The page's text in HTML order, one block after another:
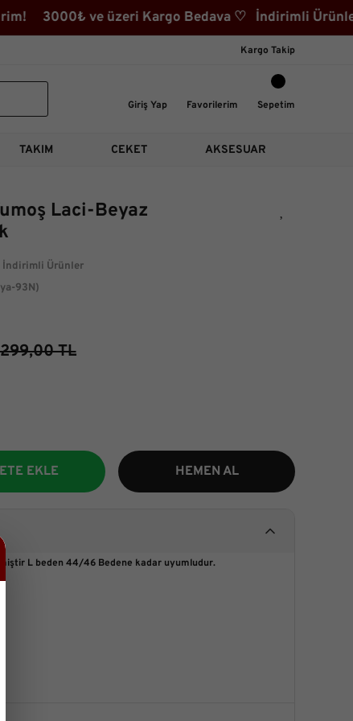
ve üzeri Kargo Bedava ♡ İndirimli
Kargo Takip
Giriş Yap Favorilerim Sepetim
TAKIM CEKET AKSESUAR
Laci-Beyaz
İndirimli Ürünler
93N)
TL
EKLE HEMEN AL
L beden 44/46 Bedene kadar uyumludur.